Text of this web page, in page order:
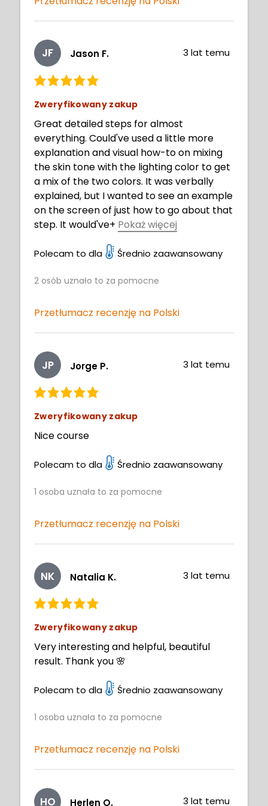
instructor. Thank you for sharing your
experience, your process and your
culture.
JF Jason F. 3 lat temu
Zweryfikowany zakup
Great detailed steps for almost
everything. Could've used a little more
explanation and visual how-to on mixing
the skin tone with the lighting color to get
a mix of the two colors. It was verbally
explained, but I wanted to see an example
on the screen of just how to go about that
step. It would've+ Pokaż więcej
Otherwise, this was a great course, very
broken out for the chain, facial features,
are steps I'll be adding to my art. Thank
Polecam to dla Średnio zaawansowany
2 osób uznało to za pomocne
Przetłumacz recenzję na Polski
JP Jorge P. 3 lat temu
Zweryfikowany zakup
Nice course
Polecam to dla Średnio zaawansowany
1 osoba uznała to za pomocne
Przetłumacz recenzję na Polski
NK Natalia K. 3 lat temu
Zweryfikowany zakup
Very interesting and helpful, beautiful
result. Thank you 🌸
Polecam to dla Średnio zaawansowany
1 osoba uznała to za pomocne
Przetłumacz recenzję na Polski
HO Herlen O. 3 lat temu